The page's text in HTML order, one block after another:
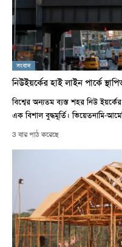
সংবাদ
নিউইয়র্কের হাই লাইন পার্কে
বিশ্বের অন্যতম ব্যস্ত শহর নিউ
এক বিশাল বুদ্ধমূর্তি। ভিয়েতনামি-
3 বার পাঠ করেছে